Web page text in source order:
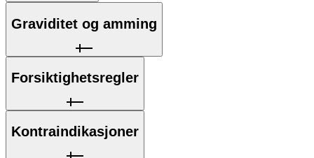
Graviditet og amming
Forsiktighetsregler
Kontraindikasjoner